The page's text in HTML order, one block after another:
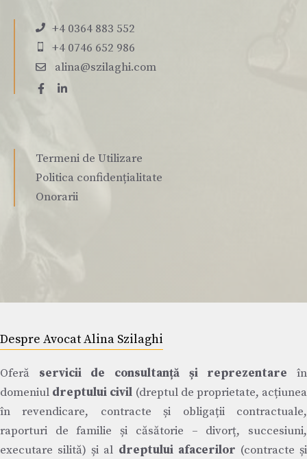
+4 0364 883 552
+4 0746 652 986
alina@szilaghi.com
Termeni de Utilizare
Politica confidențialitate
Onorarii
Despre Avocat Alina Szilaghi
Oferă servicii de consultanță și reprezentare în
domeniul dreptului civil (dreptul de proprietate, acțiunea
în revendicare, contracte și obligații contractuale,
raporturi de familie și căsătorie – divorț, succesiuni,
executare silită) și al dreptului afacerilor (contracte și